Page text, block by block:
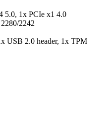
5.0, 1x PCIe x1 4.0
2242
USB 2.0 header, 1x TPM